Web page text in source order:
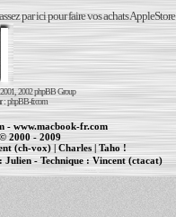
par ici pour faire vos achats AppleStore
2002 phpBB Group
:phpBB-fr.com
- www.macbook-fr.com
2000 - 2009
(ch-vox)| Charles|Taho !
Julien - Technique :Vincent (ctacat)
| cr�ation de sites Internet